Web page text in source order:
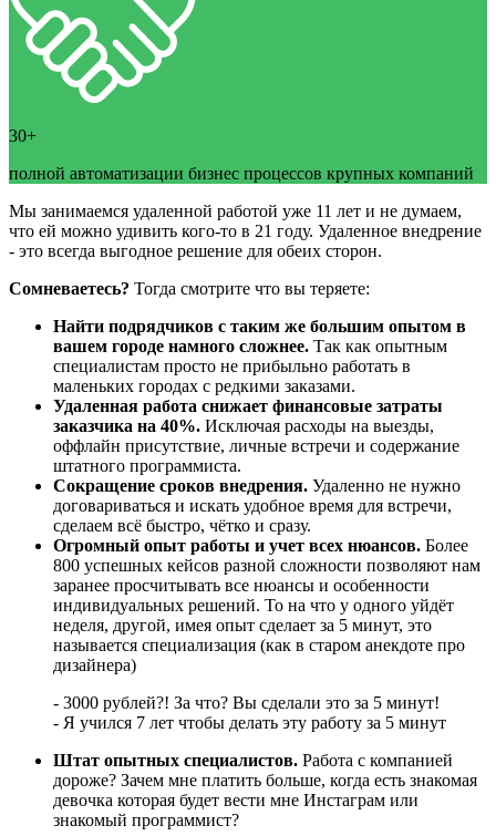
30+
полной автоматизации бизнес процессов крупных компаний
Мы занимаемся удаленной работой уже 11 лет и не думаем,
что ей можно удивить кого-то в 21 году. Удаленное внедрение
- это всегда выгодное решение для обеих сторон.
Сомневаетесь? Тогда смотрите что вы теряете:
Найти подрядчиков с таким же большим опытом в
вашем городе намного сложнее. Так как опытным
специалистам просто не прибыльно работать в
маленьких городах с редкими заказами.
Удаленная работа снижает финансовые затраты
заказчика на 40%. Исключая расходы на выезды,
оффлайн присутствие, личные встречи и содержание
штатного программиста.
Сокращение сроков внедрения. Удаленно не нужно
договариваться и искать удобное время для встречи,
сделаем всё быстро, чётко и сразу.
Огромный опыт работы и учет всех нюансов. Более
800 успешных кейсов разной сложности позволяют нам
заранее просчитывать все нюансы и особенности
индивидуальных решений. То на что у одного уйдёт
неделя, другой, имея опыт сделает за 5 минут, это
называется специализация (как в старом анекдоте про
дизайнера)
- 3000 рублей?! За что? Вы сделали это за 5 минут!
- Я учился 7 лет чтобы делать эту работу за 5 минут
Штат опытных специалистов. Работа с компанией
дороже? Зачем мне платить больше, когда есть знакомая
девочка которая будет вести мне Инстаграм или
знакомый программист?